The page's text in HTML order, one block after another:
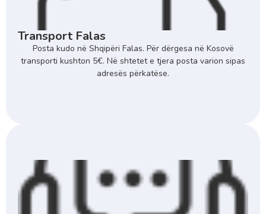
Transport Falas
Posta kudo në Shqipëri Falas. Për dërgesa në Kosovë
transporti kushton 5€. Në shtetet e tjera posta varion sipas
adresës përkatëse.